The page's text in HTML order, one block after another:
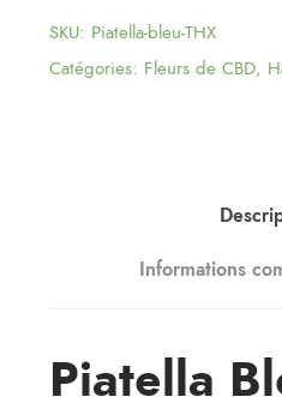
SKU: Piatella-bleu-THX
Catégories: Fleurs de CBD,
Informations
Piatella